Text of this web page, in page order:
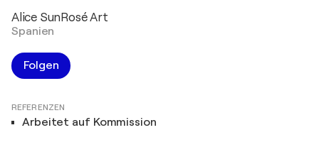
Alice SunRosé Art
Spanien
Folgen
REFERENZEN
Arbeitet auf Kommission